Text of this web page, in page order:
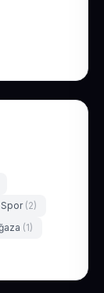
Spor (2)
(1)